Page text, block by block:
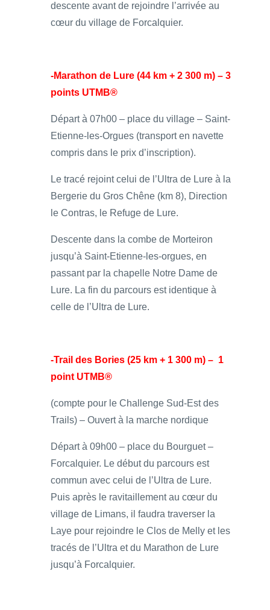
descente avant de rejoindre l’arrivée au
cœur du village de Forcalquier.
-Marathon de Lure (44 km + 2 300 m) – 3
points UTMB®
Départ à 07h00 – place du village – Saint-
Etienne-les-Orgues (transport en navette
compris dans le prix d’inscription).
Le tracé rejoint celui de l’Ultra de Lure à la
Bergerie du Gros Chêne (km 8), Direction
le Contras, le Refuge de Lure.
Descente dans la combe de Morteiron
jusqu’à Saint-Etienne-les-orgues, en
passant par la chapelle Notre Dame de
Lure. La fin du parcours est identique à
celle de l’Ultra de Lure.
-Trail des Bories (25 km + 1 300 m) – 1
point UTMB®
(compte pour le Challenge Sud-Est des
Trails) – Ouvert à la marche nordique
Départ à 09h00 – place du Bourguet –
Forcalquier. Le début du parcours est
commun avec celui de l’Ultra de Lure.
Puis après le ravitaillement au cœur du
village de Limans, il faudra traverser la
Laye pour rejoindre le Clos de Melly et les
tracés de l’Ultra et du Marathon de Lure
jusqu’à Forcalquier.